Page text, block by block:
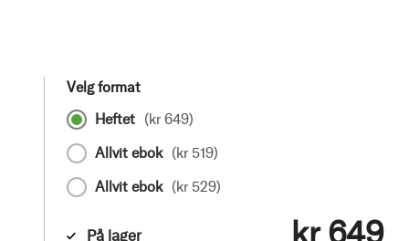
Velg format
Heftet (kr 649)
Allvit ebok (kr 519)
Allvit ebok (kr 529)
På lager